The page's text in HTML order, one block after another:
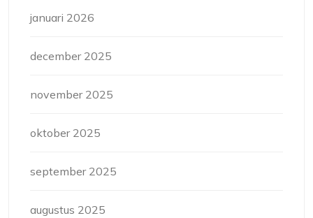
januari 2026
december 2025
november 2025
oktober 2025
september 2025
augustus 2025